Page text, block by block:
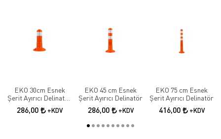
EKO 30cm Esnek
Şerit Ayırıcı Delinatör
Esnek Şerit Ayırıcı
286,00 +KDV
EKO 45 cm Esnek
Şerit Ayırıcı Delinatör
286,00 +KDV
EKO 75 cm Esnek
Şerit Ayırıcı Delinatör
416,00 +KDV